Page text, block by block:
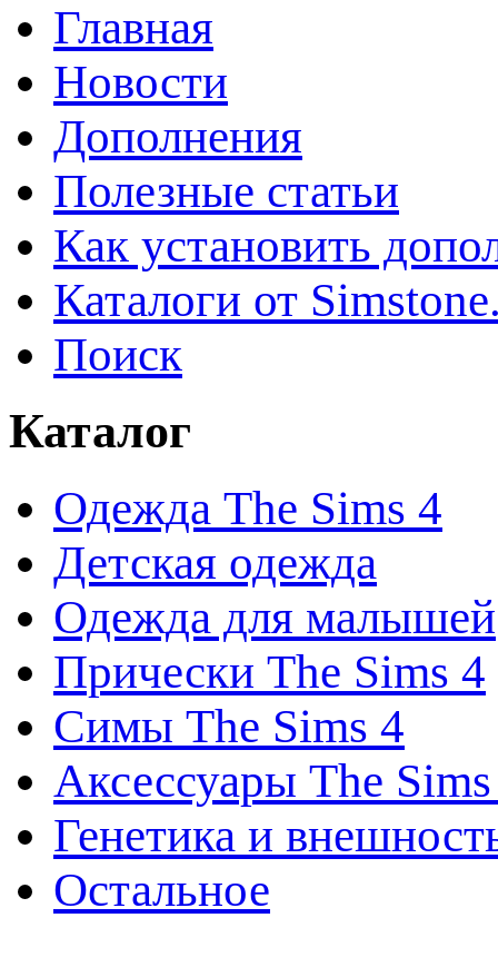
Главная
Новости
Дополнения
Полезные статьи
Как установить
Каталоги от
Поиск
Каталог
Одежда The Sims 4
Детская одежда
Одежда для малышей
Прически The Sims 4
Симы The Sims 4
Аксессуары The
Генетика и
Остальное